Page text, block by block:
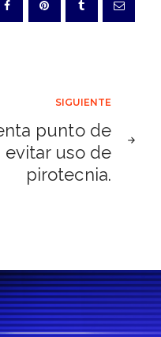
SIGUIENTE
punto de
uso de
pirotecnia.